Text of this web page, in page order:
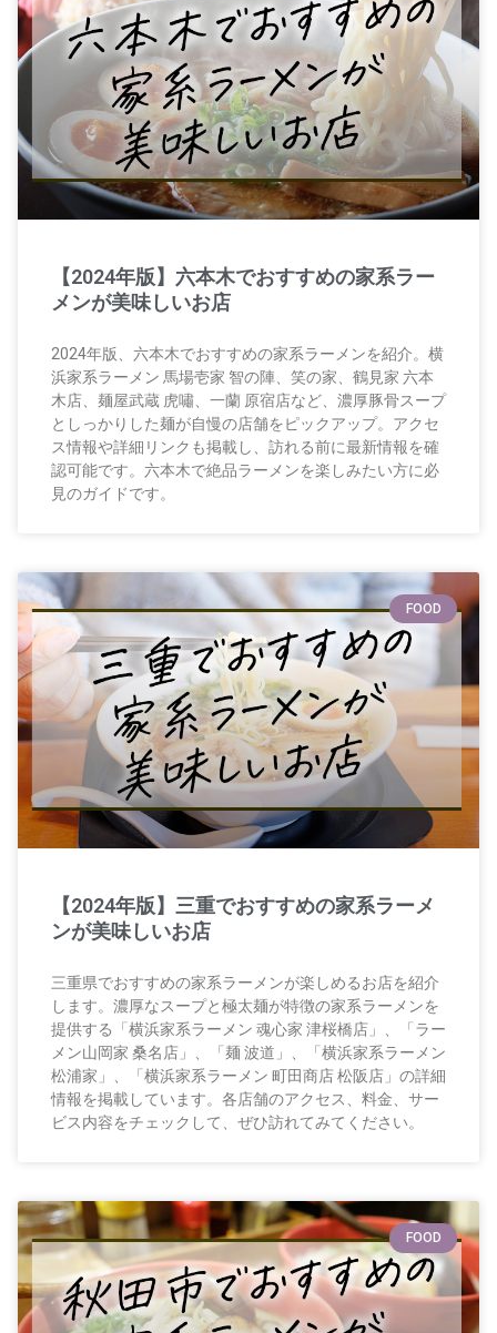
【2024年版】六本木でおすすめの家系ラー
メンが美味しいお店
2024年版、六本木でおすすめの家系ラーメンを紹介。横
浜家系ラーメン 馬場壱家 智の陣、笑の家、鶴見家 六本
木店、麺屋武蔵 虎嘯、一蘭 原宿店など、濃厚豚骨スープ
としっかりした麺が自慢の店舗をピックアップ。アクセ
ス情報や詳細リンクも掲載し、訪れる前に最新情報を確
認可能です。六本木で絶品ラーメンを楽しみたい方に必
見のガイドです。
FOOD
【2024年版】三重でおすすめの家系ラーメ
ンが美味しいお店
三重県でおすすめの家系ラーメンが楽しめるお店を紹介
します。濃厚なスープと極太麺が特徴の家系ラーメンを
提供する「横浜家系ラーメン 魂心家 津桜橋店」、「ラー
メン山岡家 桑名店」、「麺 波道」、「横浜家系ラーメン
松浦家」、「横浜家系ラーメン 町田商店 松阪店」の詳細
情報を掲載しています。各店舗のアクセス、料金、サー
ビス内容をチェックして、ぜひ訪れてみてください。
FOOD